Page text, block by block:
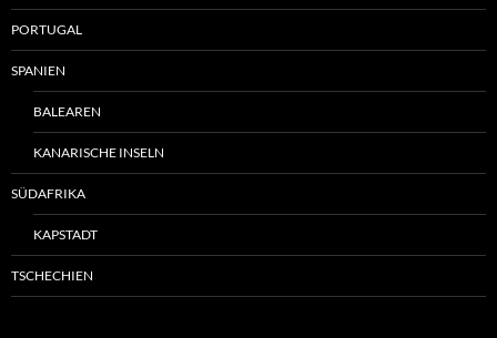
PORTUGAL
SPANIEN
BALEAREN
KANARISCHE INSELN
SÜDAFRIKA
KAPSTADT
TSCHECHIEN